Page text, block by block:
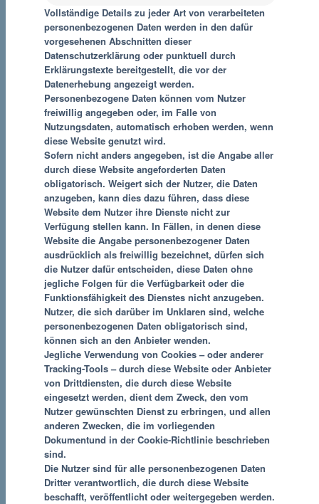
Vollständige Details zu jeder Art von verarbeiteten
personenbezogenen Daten werden in den dafür
vorgesehenen Abschnitten dieser
Datenschutzerklärung oder punktuell durch
Erklärungstexte bereitgestellt, die vor der
Datenerhebung angezeigt werden.
Personenbezogene Daten können vom Nutzer
freiwillig angegeben oder, im Falle von
Nutzungsdaten, automatisch erhoben werden, wenn
diese Website genutzt wird.
Sofern nicht anders angegeben, ist die Angabe aller
durch diese Website angeforderten Daten
obligatorisch. Weigert sich der Nutzer, die Daten
anzugeben, kann dies dazu führen, dass diese
Website dem Nutzer ihre Dienste nicht zur
Verfügung stellen kann. In Fällen, in denen diese
Website die Angabe personenbezogener Daten
ausdrücklich als freiwillig bezeichnet, dürfen sich
die Nutzer dafür entscheiden, diese Daten ohne
jegliche Folgen für die Verfügbarkeit oder die
Funktionsfähigkeit des Dienstes nicht anzugeben.
Nutzer, die sich darüber im Unklaren sind, welche
personenbezogenen Daten obligatorisch sind,
können sich an den Anbieter wenden.
Jegliche Verwendung von Cookies – oder anderer
Tracking-Tools – durch diese Website oder Anbieter
von Drittdiensten, die durch diese Website
eingesetzt werden, dient dem Zweck, den vom
Nutzer gewünschten Dienst zu erbringen, und allen
anderen Zwecken, die im vorliegenden
Dokumentund in der Cookie-Richtlinie beschrieben
sind.
Die Nutzer sind für alle personenbezogenen Daten
Dritter verantwortlich, die durch diese Website
beschafft, veröffentlicht oder weitergegeben werden.